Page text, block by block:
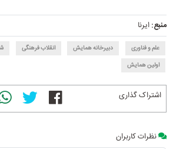
منبع:ایرنا
علم و فناوری دبیرخانه همایش انقلاب فرهنگی
اولین همایش
اشتراک گذاری
نظرات کاربران